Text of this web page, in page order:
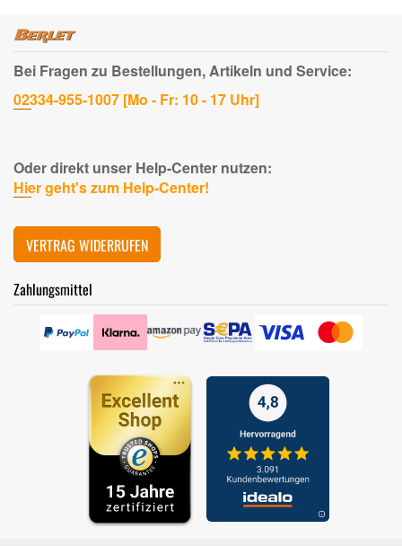
Bei Fragen zu Bestellungen, Artikeln und Service:
02334-955-1007 [Mo - Fr: 10 - 17 Uhr]
Oder direkt unser Help-Center nutzen:
Hier geht's zum Help-Center!
VERTRAG WIDERRUFEN
Zahlungsmittel